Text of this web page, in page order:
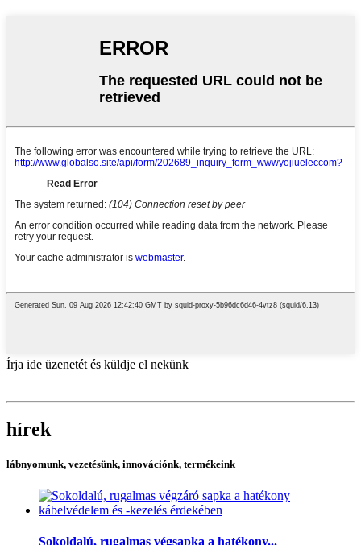
Írja ide üzenetét és küldje el nekünk
hírek
lábnyomunk, vezetésünk, innovációnk, termékeink
Sokoldalú, rugalmas végsapka a hatékony...